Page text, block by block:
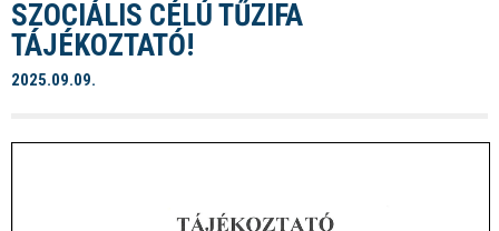
SZOCIÁLIS CÉLÚ TŰZIFA
TÁJÉKOZTATÓ!
2025.09.09.